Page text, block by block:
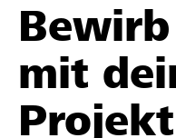
mit
Projekt